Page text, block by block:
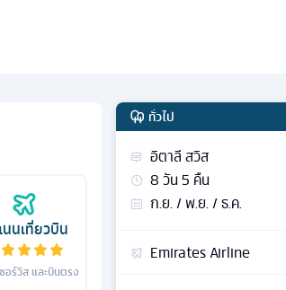
นนเที่ยวบิน
อร์วิส และบินตรง
ทั่วไป
อิตาลี สวิส
8วัน5 คืน
ก.ย. / พ.ย. / ธ.ค.
Emirates Airline